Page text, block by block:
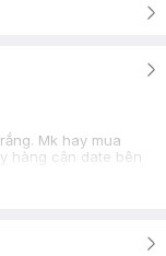
Mk hay mua
hàng cận date bên